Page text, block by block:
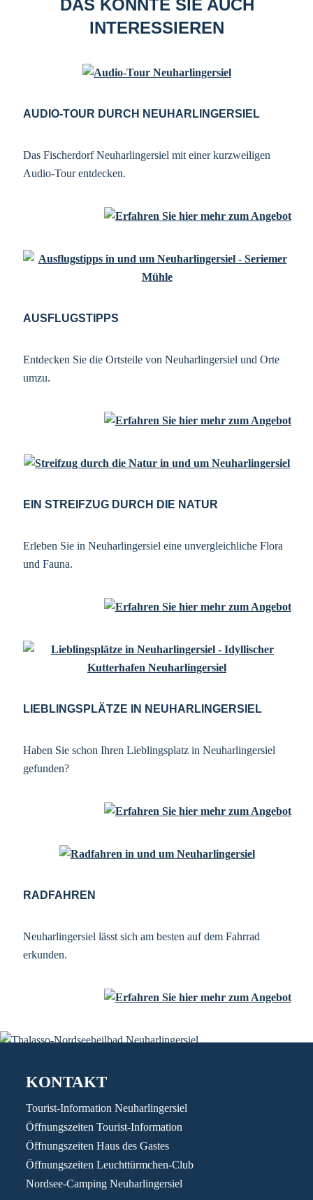
DAS KÖNNTE SIE AUCH
INTERESSIEREN
AUDIO-TOUR DURCH NEUHARLINGERSIEL
Das Fischerdorf Neuharlingersiel mit einer kurzweiligen
Audio-Tour entdecken.
AUSFLUGSTIPPS
Entdecken Sie die Ortsteile von Neuharlingersiel und Orte
umzu.
EIN STREIFZUG DURCH DIE NATUR
Erleben Sie in Neuharlingersiel eine unvergleichliche Flora
und Fauna.
LIEBLINGSPLÄTZE IN NEUHARLINGERSIEL
Haben Sie schon Ihren Lieblingsplatz in Neuharlingersiel
gefunden?
RADFAHREN
Neuharlingersiel lässt sich am besten auf dem Fahrrad
erkunden.
KONTAKT
Tourist-Information Neuharlingersiel
Öffnungszeiten Tourist-Information
Öffnungszeiten Haus des Gastes
Öffnungszeiten Leuchttürmchen-Club
Nordsee-Camping Neuharlingersiel